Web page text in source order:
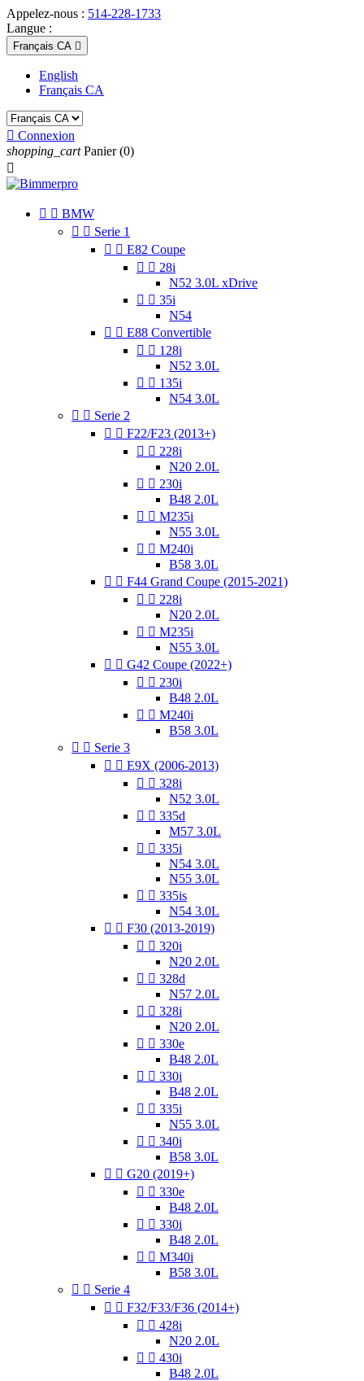
Appelez-nous : 514-228-1733
Langue :
Français CA 
English
Français CA
 Connexion
shopping_cart Panier (0)

  BMW
  Serie 1
  E82 Coupe
  28i
N52 3.0L xDrive
  35i
N54
  E88 Convertible
  128i
N52 3.0L
  135i
N54 3.0L
  Serie 2
  F22/F23 (2013+)
  228i
N20 2.0L
  230i
B48 2.0L
  M235i
N55 3.0L
  M240i
B58 3.0L
  F44 Grand Coupe (2015-2021)
  228i
N20 2.0L
  M235i
N55 3.0L
  G42 Coupe (2022+)
  230i
B48 2.0L
  M240i
B58 3.0L
  Serie 3
  E9X (2006-2013)
  328i
N52 3.0L
  335d
M57 3.0L
  335i
N54 3.0L
N55 3.0L
  335is
N54 3.0L
  F30 (2013-2019)
  320i
N20 2.0L
  328d
N57 2.0L
  328i
N20 2.0L
  330e
B48 2.0L
  330i
B48 2.0L
  335i
N55 3.0L
  340i
B58 3.0L
  G20 (2019+)
  330e
B48 2.0L
  330i
B48 2.0L
  M340i
B58 3.0L
  Serie 4
  F32/F33/F36 (2014+)
  428i
N20 2.0L
  430i
B48 2.0L